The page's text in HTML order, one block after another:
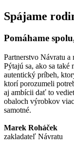
Spájame
Pomáhame
Partnerstvo Návratu
Pýtajú sa, ako sa také
autentický príbeh,
ktorí porozumeli
aj ambícii dať to
obaloch výrobkov
samotné.
Marek Roháček
zakladateľ Návratu